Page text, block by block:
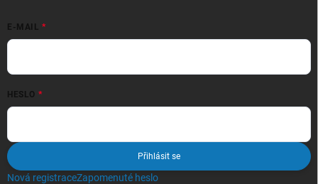
E-MAIL
HESLO
Přihlásit se
Nová registraceZapomenuté heslo